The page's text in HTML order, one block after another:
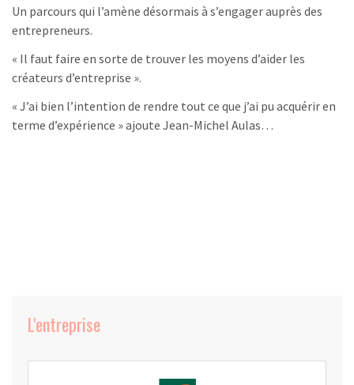
Un parcours qui l’amène désormais à s’engager auprès des
entrepreneurs.
« Il faut faire en sorte de trouver les moyens d’aider les
créateurs d’entreprise ».
« J’ai bien l’intention de rendre tout ce que j’ai pu acquérir en
terme d’expérience » ajoute Jean-Michel Aulas…
L'entreprise